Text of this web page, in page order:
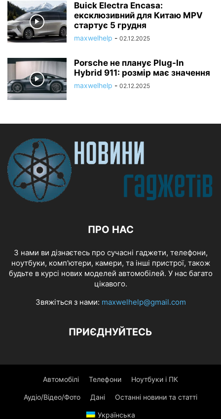
Buick Electra Encasa:
ексклюзивний для Китаю MPV
стартує 5 грудня
maxwelhelp - 02.12.2025
Porsche не планує Plug-In
Hybrid 911: розмір має значення
maxwelhelp - 02.12.2025
ПРО НАС
З нами ви дізнаєтесь про сучасні гаджети, телефони,
ноутбуки, комп'ютери, камери, та інші пристрої, також
будьте в курсі нових моделей автомобілей. У нас багато
цікавого.
Звяжіться з нами: maxwelhelp@gmail.com
ПРИЄДНУЙТЕСЬ
Автомобілі Телефони Ноутбуки і ПК
Аудіо/Відео/Фото Дані Останні новини та статті
Українська